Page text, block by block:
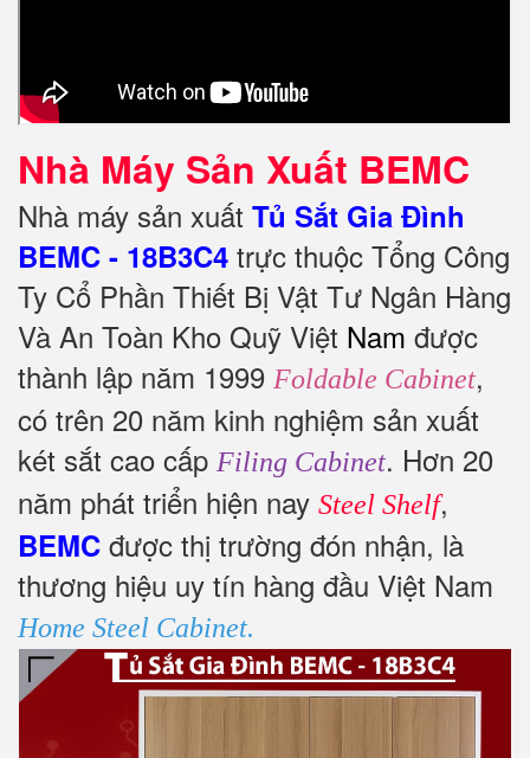
Nhà Máy Sản Xuất BEMC
Nhà máy sản xuất Tủ Sắt Gia Đình
BEMC - 18B3C4 trực thuộc Tổng Công
Ty Cổ Phần Thiết Bị Vật Tư Ngân Hàng
Và An Toàn Kho Quỹ Việt Nam được
thành lập năm 1999 Foldable Cabinet,
có trên 20 năm kinh nghiệm sản xuất
két sắt cao cấp Filing Cabinet. Hơn 20
năm phát triển hiện nay Steel Shelf,
BEMC được thị trường đón nhận, là
thương hiệu uy tín hàng đầu Việt Nam
Home Steel Cabinet.